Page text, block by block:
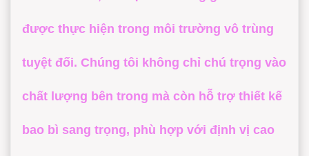
được thực hiện trong môi trường vô trùng
tuyệt đối. Chúng tôi không chỉ chú trọng vào
chất lượng bên trong mà còn hỗ trợ thiết kế
bao bì sang trọng, phù hợp với định vị cao